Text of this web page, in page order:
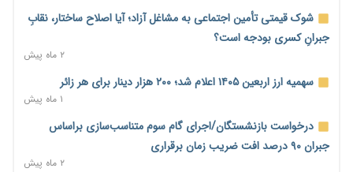
بنگاه‌داری بانک‌ها؛ مانع بزرگ خانه‌دار شدن مستأجران
نماینده مجلس: توسعه مرزهای زمینی به راهبرد تأمین کالاهای
اساسی تبدیل شود
۱ روز پیش
خانه کارگر قزوین: شکاف دستمزد و هزینه معیشت هر روز عمیق‌تر
می‌شود
۱ روز پیش
شوک قیمتی تأمین اجتماعی به مشاغل آزاد؛ آیا اصلاح ساختار، نقابِ
جبرانِ کسری بودجه است؟
۲ ماه پیش
سهمیه ارز اربعین ۱۴۰۵ اعلام شد؛ ۲۰۰ هزار دینار برای هر زائر
۱ ماه پیش
درخواست بازنشستگان/اجرای گام سوم متناسب‌سازی براساس
جبران ۹۰ درصد افت ضریب زمان برقراری
۲ ماه پیش